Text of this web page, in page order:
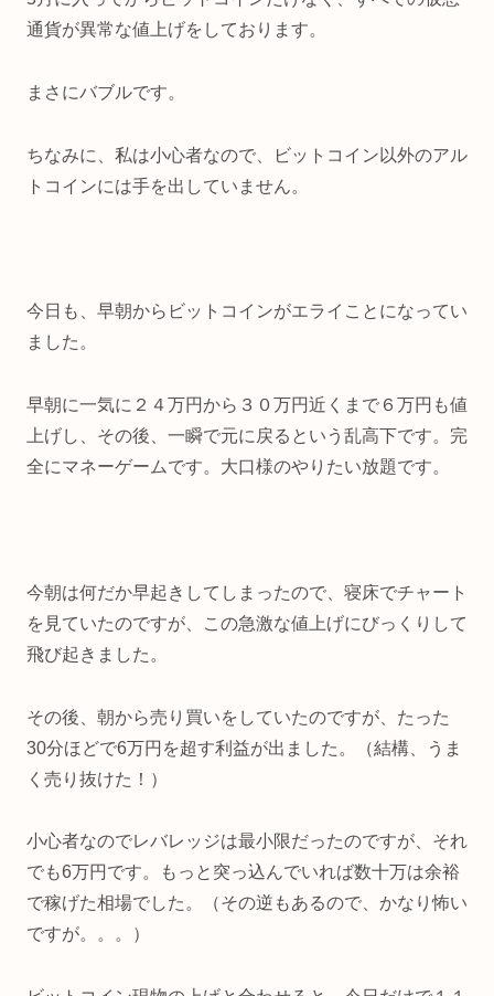
通貨が異常な値上げをしております。
まさにバブルです。
ちなみに、私は小心者なので、ビットコイン以外のアル
トコインには手を出していません。
今日も、早朝からビットコインがエライことになってい
ました。
早朝に一気に２４万円から３０万円近くまで６万円も値
上げし、その後、一瞬で元に戻るという乱高下です。完
全にマネーゲームです。大口様のやりたい放題です。
今朝は何だか早起きしてしまったので、寝床でチャート
を見ていたのですが、この急激な値上げにびっくりして
飛び起きました。
その後、朝から売り買いをしていたのですが、たった
30分ほどで6万円を超す利益が出ました。（結構、うま
く売り抜けた！）
小心者なのでレバレッジは最小限だったのですが、それ
でも6万円です。もっと突っ込んでいれば数十万は余裕
で稼げた相場でした。（その逆もあるので、かなり怖い
ですが。。。）